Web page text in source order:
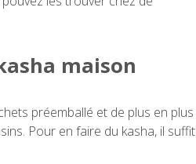
maison
préemballé et de plus en plus
Pour en faire du kasha, il suffit